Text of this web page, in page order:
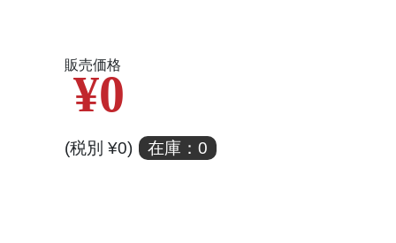
販売価格
¥0
(税別 ¥0) 在庫：0